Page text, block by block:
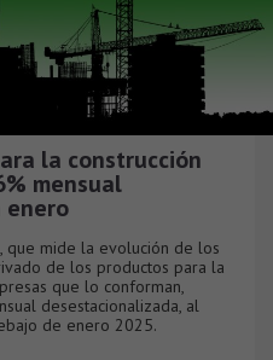
la construcción
mensual
enero
que mide la evolución de los
de los productos para la
que lo conforman,
desestacionalizada, al
de enero 2025.